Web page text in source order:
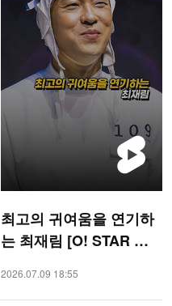
최고의 귀여움을 연기하
는 최재림 [O! STAR 숏
2026.07.09 18:55